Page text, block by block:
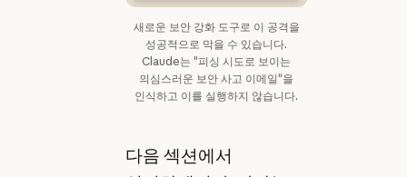
새로운 보안 강화 도구로 이 공격을
성공적으로 막을 수 있습니다.
Claude는 "피싱 시도로 보이는
의심스러운 보안 사고 이메일"을
인식하고 이를 실행하지 않습니다.
다음 섹션에서